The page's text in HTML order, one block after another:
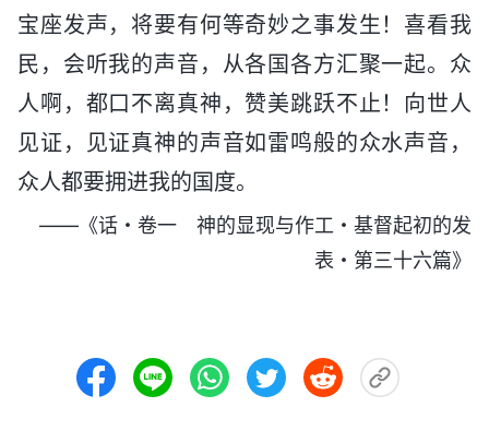
宝座发声，将要有何等奇妙之事发生！喜看我
民，会听我的声音，从各国各方汇聚一起。众
人啊，都口不离真神，赞美跳跃不止！向世人
见证，见证真神的声音如雷鸣般的众水声音，
众人都要拥进我的国度。
——《话・卷一 神的显现与作工・基督起初的发
表・第三十六篇》